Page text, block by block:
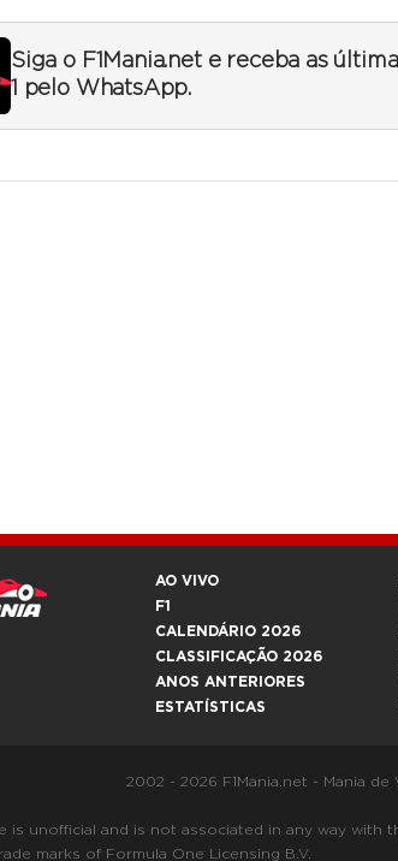
Siga o F1Mania.net e receba as
1 pelo WhatsApp.
AO VIVO
F1
CALENDÁRIO 2026
CLASSIFICAÇÃO 2026
ANOS ANTERIORES
ESTATÍSTICAS
2002 - 2026 F1Mania.net - Mania
is unofficial and is not associated in any way with the
marks of Formula One Licensing B.V.